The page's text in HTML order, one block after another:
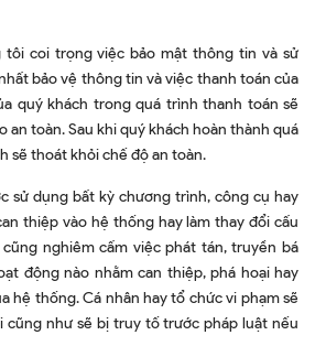
tôi coi trọng việc bảo mật thông tin và sử
bảo vệ thông tin và việc thanh toán của
quý khách trong quá trình thanh toán sẽ
an toàn. Sau khi quý khách hoàn thành quá
sẽ thoát khỏi chế độ an toàn.
sử dụng bất kỳ chương trình, công cụ hay
thiệp vào hệ thống hay làm thay đổi cấu
nghiêm cấm việc phát tán, truyền bá
động nào nhằm can thiệp, phá hoại hay
hệ thống. Cá nhân hay tổ chức vi phạm sẽ
cũng như sẽ bị truy tố trước pháp luật nếu